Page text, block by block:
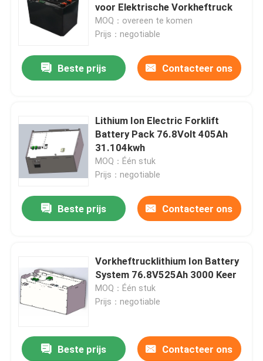
voor Elektrische Vorkheftruck
MOQ：overeen te komen
Prijs：negotiable
Beste prijs Contacteer ons
Lithium Ion Electric Forklift
Battery Pack 76.8Volt 405Ah
31.104kwh
MOQ：Één stuk
Prijs：negotiable
Beste prijs Contacteer ons
Vorkheftrucklithium Ion Battery
System 76.8V525Ah 3000 Keer
MOQ：Één stuk
Prijs：negotiable
Beste prijs Contacteer ons